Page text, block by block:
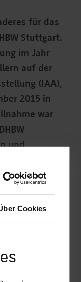
Cookies
für das
Stuttgart.
im Jahr
auf der
(IAA),
2015 in
war
und